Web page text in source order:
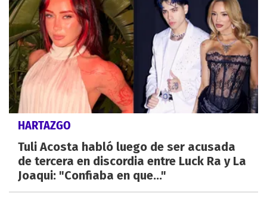
HARTAZGO
Tuli Acosta habló luego de ser acusada
de tercera en discordia entre Luck Ra y La
Joaqui: "Confiaba en que..."